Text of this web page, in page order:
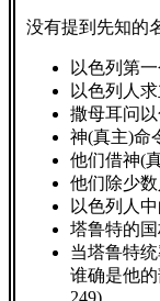
没有提到先知的
以色列第
以色列人
撒母耳问
神(真主)命
他们借神(
他们除少
以色列人
塔鲁特的
当塔鲁特
谁确是他
249)